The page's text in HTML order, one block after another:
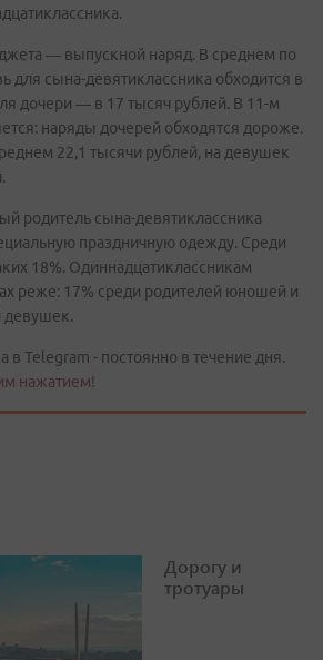
— выпускной наряд. В среднем по
для сына-девятиклассника обходится в
дочери — в 17 тысяч рублей. В 11-м
наряды дочерей обходятся дороже.
22,1 тысячи рублей, на девушек
родитель сына-девятиклассника
праздничную одежду. Среди
18%. Одиннадцатиклассникам
реже: 17% среди родителей юношей и
девушек.
в Telegram - постоянно в течение дня.
нажатием!
Дорогу и
тротуары